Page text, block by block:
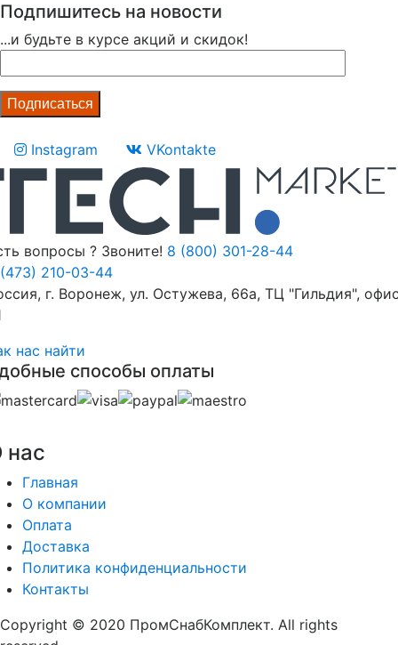
Подпишитесь на новости
...и будьте в курсе акций и скидок!
Instagram VKontakte
вопросы ? Звоните! 8 (800) 301-28-44
210-03-44
г. Воронеж, ул. Остужева, 66а, ТЦ "Гильдия",
нас найти
способы оплаты
нас
Главная
О компании
Оплата
Доставка
Политика конфиденциальности
Контакты
Copyright © 2020 ПромСнабКомплект. All rights